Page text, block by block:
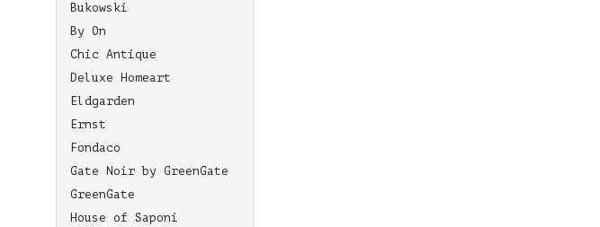
Bukowski
By On
Chic Antique
Deluxe Homeart
Eldgarden
Ernst
Fondaco
Gate Noir by GreenGate
GreenGate
House of Saponi